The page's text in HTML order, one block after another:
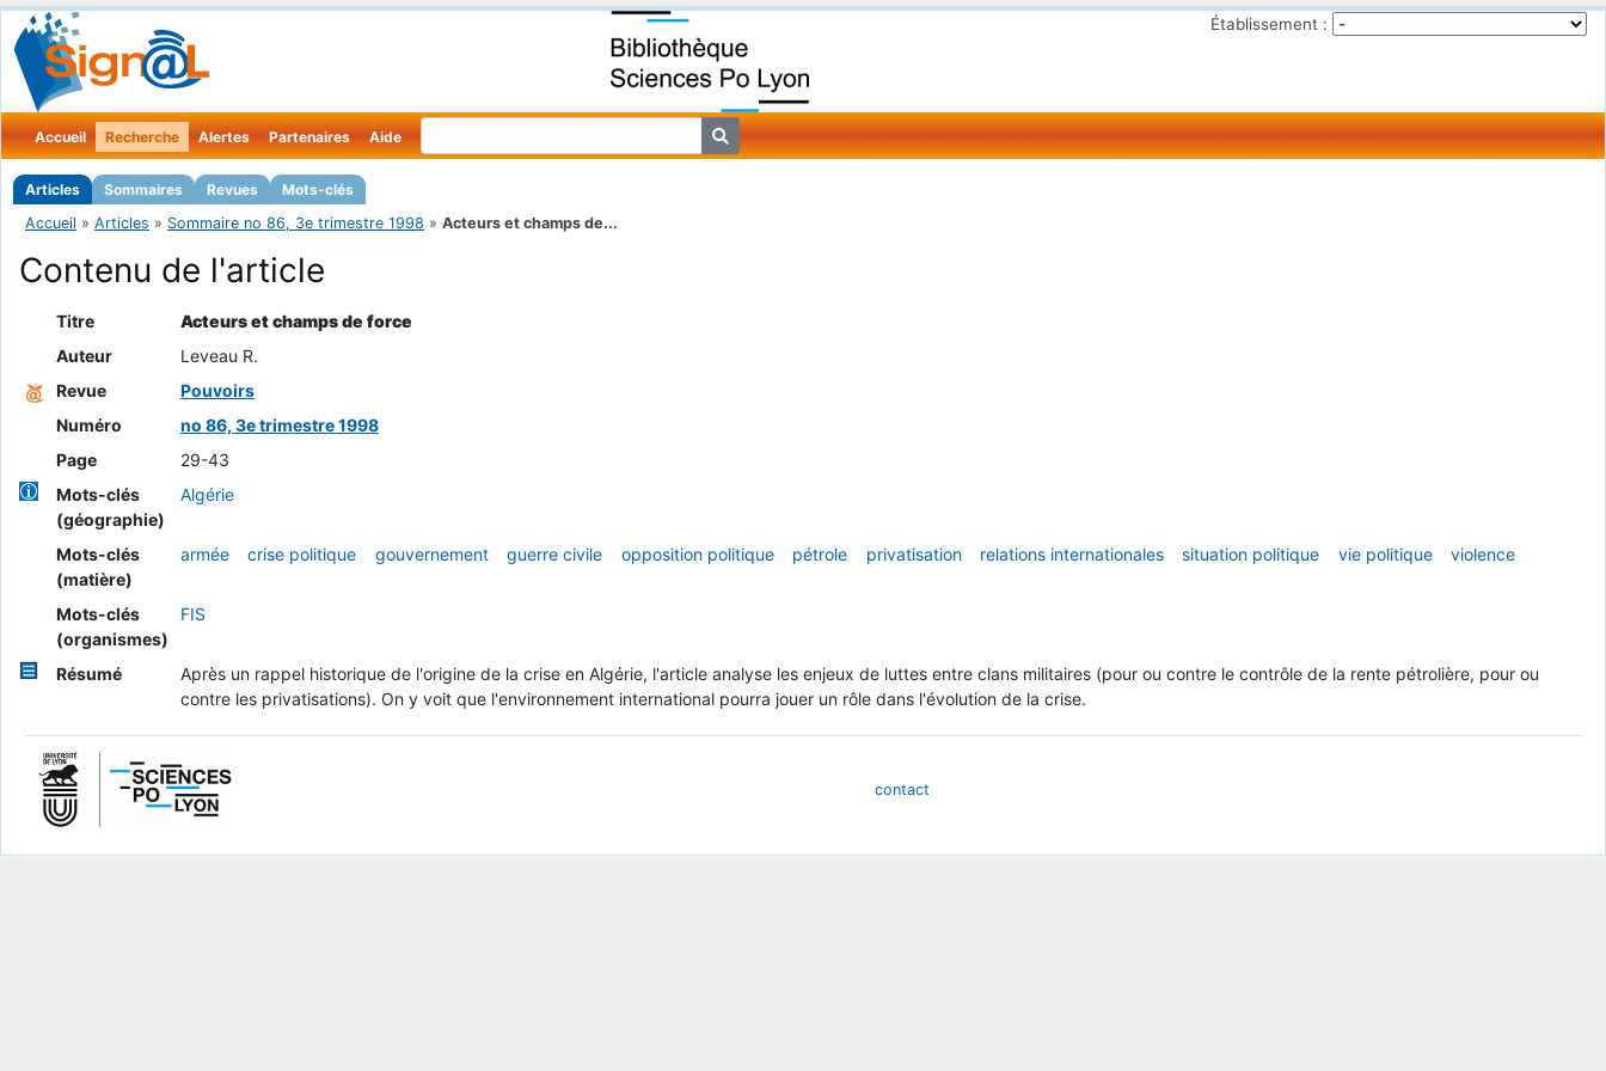
Établissement :
Accueil Recherche
Articles Sommaires Revues Mots-clés
Alertes Partenaires Aide
Accueil » Articles » Sommaire no 86, 3e trimestre 1998 » Acteurs et champs de...
Contenu de l'article
Titre
Acteurs et champs de force
Auteur
Leveau R.
Revue
Pouvoirs
Numéro
no 86, 3e trimestre 1998
Page
29-43
Mots-clés
(géographie)
Algérie
Mots-clés
(matière)
armée crise politique gouvernement guerre civile opposition politique pétrole privatisation relations internationales situation politique vie politique violence
Mots-clés
(organismes)
FIS
Résumé
Après un rappel historique de l'origine de la crise en Algérie, l'article analyse les enjeux de luttes entre clans militaires (pour ou contre le contrôle de la rente pétrolière, pour ou
contre les privatisations). On y voit que l'environnement international pourra jouer un rôle dans l'évolution de la crise.
contact